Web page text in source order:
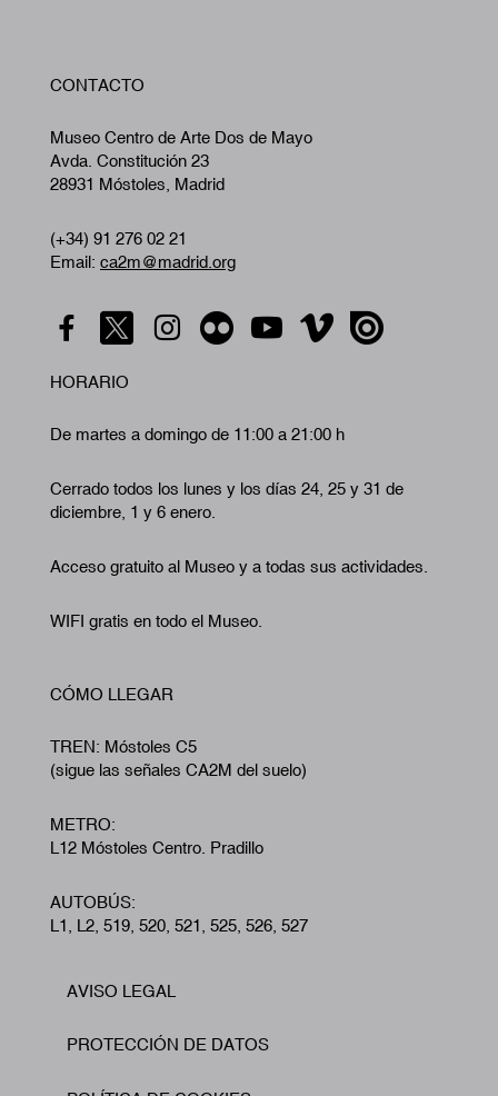
CONTACTO
Museo Centro de Arte Dos de Mayo
Avda. Constitución 23
28931 Móstoles, Madrid
(+34) 91 276 02 21
Email: ca2m@madrid.org
HORARIO
De martes a domingo de 11:00 a 21:00 h
Cerrado todos los lunes y los días 24, 25 y 31 de
diciembre, 1 y 6 enero.
Acceso gratuito al Museo y a todas sus actividades.
WIFI gratis en todo el Museo.
CÓMO LLEGAR
TREN: Móstoles C5
(sigue las señales CA2M del suelo)
METRO:
L12 Móstoles Centro. Pradillo
AUTOBÚS:
L1, L2, 519, 520, 521, 525, 526, 527
Footer
AVISO LEGAL
PROTECCIÓN DE DATOS